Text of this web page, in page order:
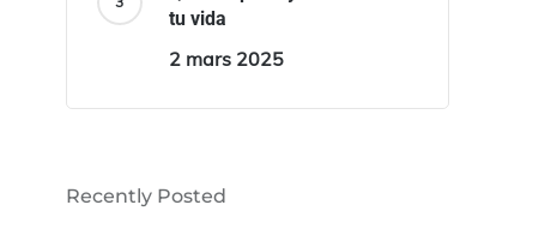
tu vida
2 mars 2025
Recently Posted